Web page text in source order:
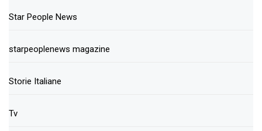
Star People News
starpeoplenews magazine
Storie Italiane
Tv